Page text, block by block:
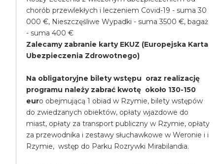
chorób przewlekłych i leczeniem Covid-19 - suma 30
000 €, Nieszczęśliwe Wypadki - suma 3500 €, bagaż
- suma 400 €
Zalecamy zabranie karty EKUZ (Europejska Karta
Ubezpieczenia Zdrowotnego)
Na obligatoryjne bilety wstępu oraz realizację
programu należy zabrać kwotę około 130-150
euro obejmującą 1 obiad w Rzymie, bilety wstępów
do zwiedzanych obiektów, opłaty wjazdowe do
miast, opłaty za transport publiczny w Rzymie, opłaty
za przewodnika i zestawy słuchawkowe w Weronie i i
Rzymie, wstęp do Parku Rozrywki Mirabilandia.